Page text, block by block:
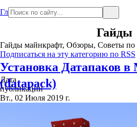
Главная
Гайды
Гайды майнкрафт, Обзоры, Советы по
Подписаться на эту категорию по RSS
Установка Датапаков
(datapack)
Дата
публикации
Вт., 02 Июля 2019 г.